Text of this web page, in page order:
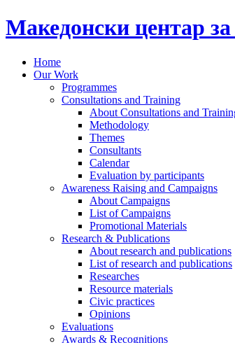
Македонски центар
Home
Our Work
Programmes
Consultations and Training
About Consultations and
Methodology
Themes
Consultants
Calendar
Evaluation by participants
Awareness Raising and Campaigns
About Campaigns
List of Campaigns
Promotional Materials
Research & Publications
About research and publications
List of research and publications
Researches
Resource materials
Civic practices
Opinions
Evaluations
Awards & Recognitions